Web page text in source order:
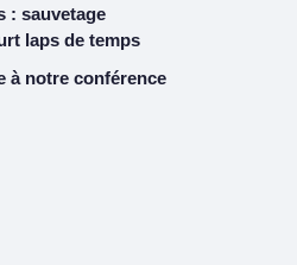
: sauvetage
laps de temps
à notre conférence